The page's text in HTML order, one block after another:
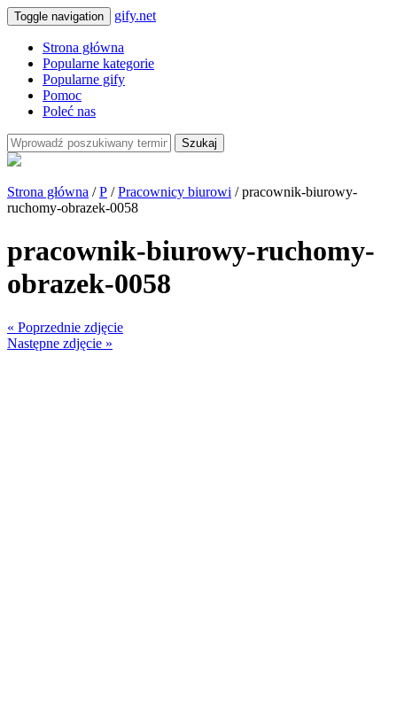
Toggle navigation gify.net
Strona główna
Popularne kategorie
Popularne gify
Pomoc
Poleć nas
Szukaj
Strona główna /P /Pracownicy biurowi / pracownik-biurowy-
ruchomy-obrazek-0058
pracownik-biurowy-ruchomy-
obrazek-0058
« Poprzednie zdjęcie
Następne zdjęcie »